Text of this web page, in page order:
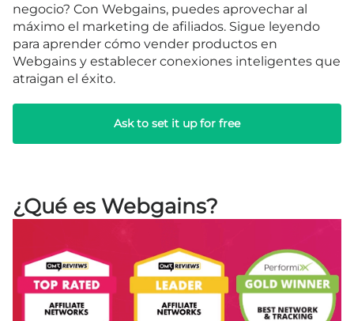
negocio? Con Webgains, puedes aprovechar al
máximo el marketing de afiliados. Sigue leyendo
para aprender cómo vender productos en
Webgains y establecer conexiones inteligentes que
atraigan el éxito.
Ask to set it up for free
¿Qué es Webgains?